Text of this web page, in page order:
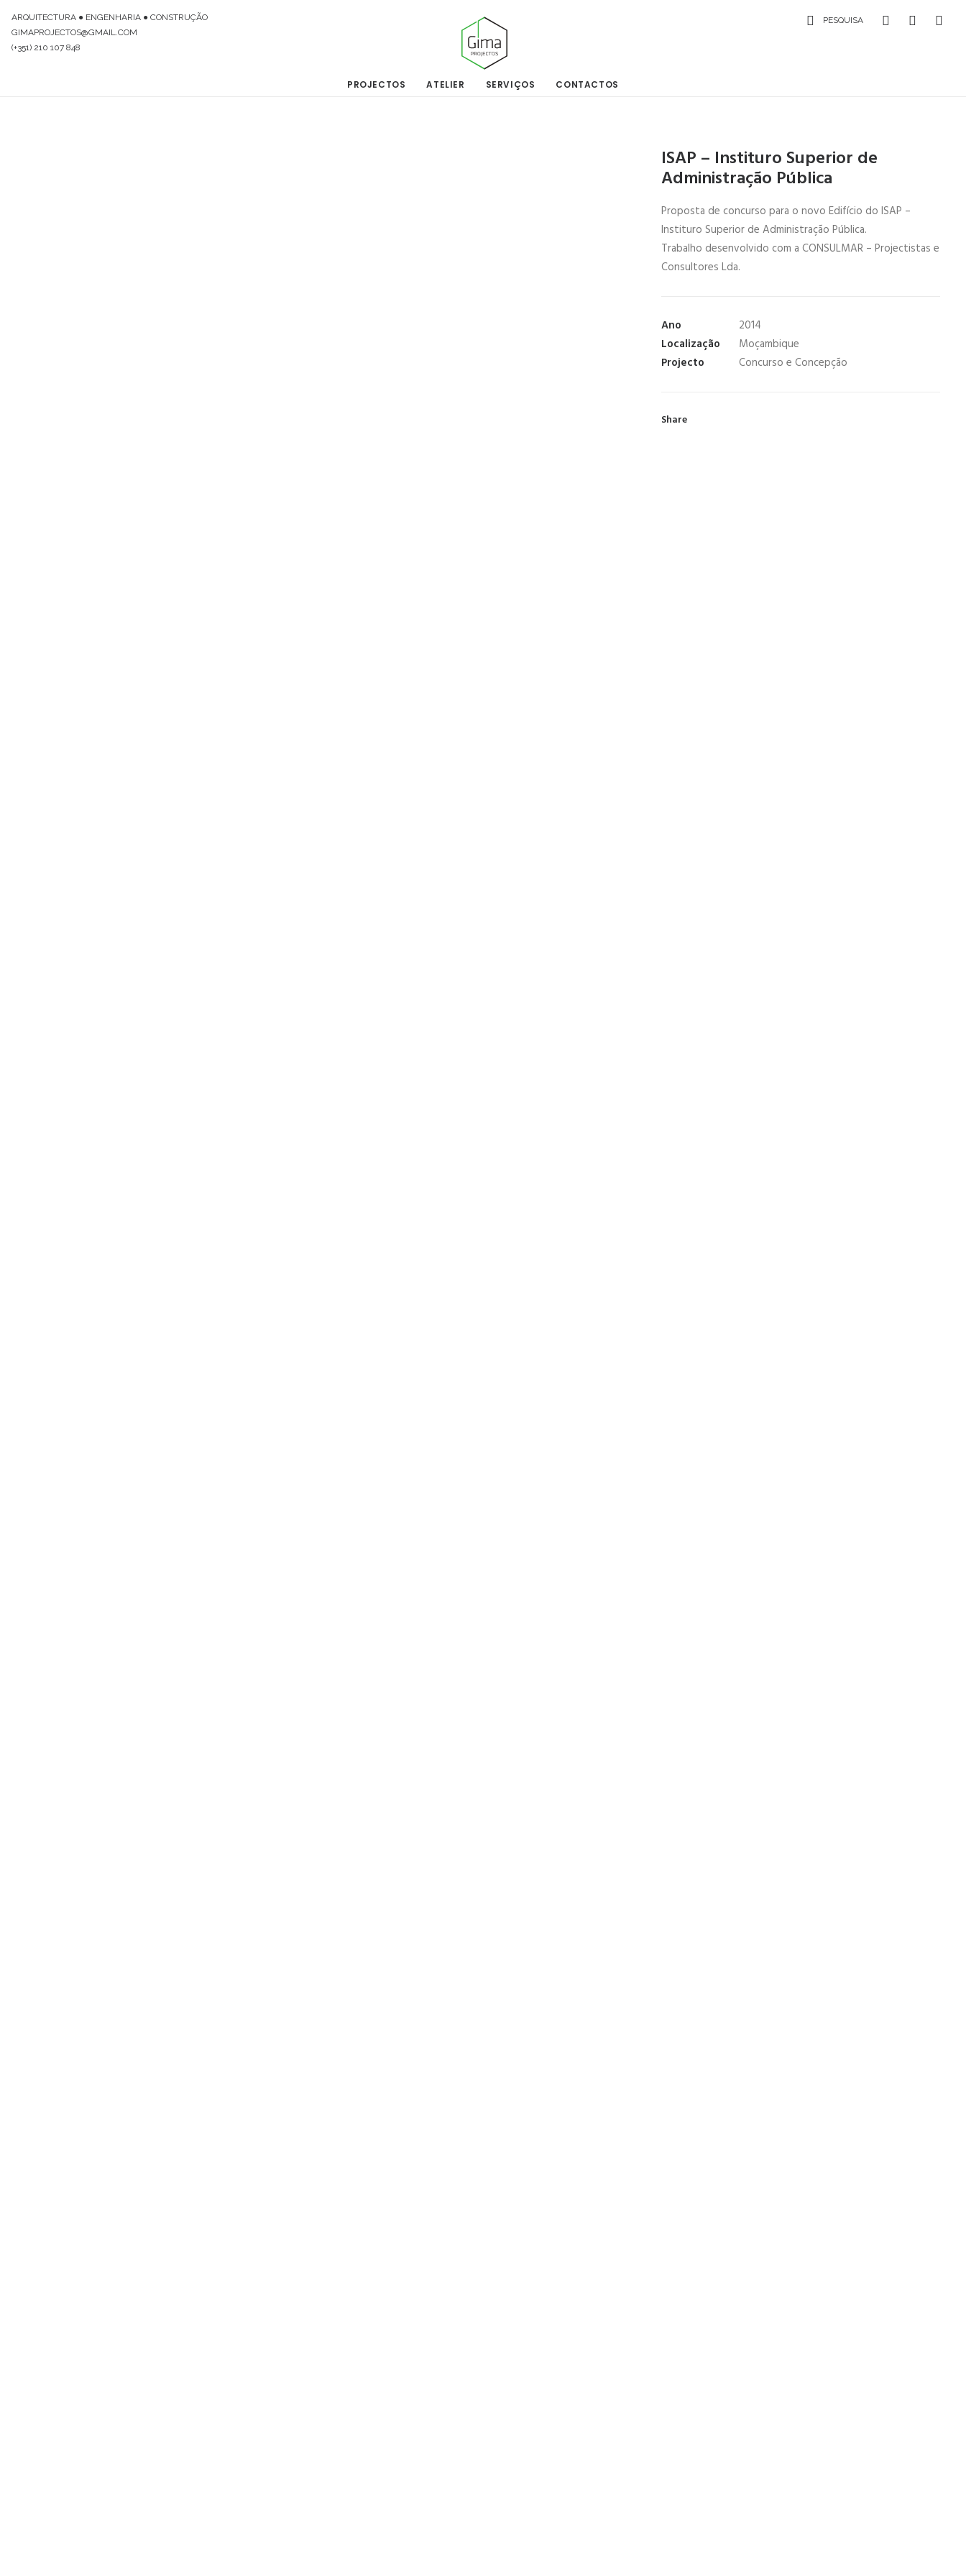
ARQUITECTURA ● ENGENHARIA ● CONSTRUÇÃO
GIMAPROJECTOS@GMAIL.COM
(+351) 210 107 848
PESQUISA
PROJECTOS ATELIER SERVIÇOS CONTACTOS
ISAP – Instituro Superior de
Administração Pública
Proposta de concurso para o novo Edifício do ISAP –
Instituro Superior de Administração Pública.
Trabalho desenvolvido com a CONSULMAR – Projectistas e
Consultores Lda.
Ano
2014
Localização
Moçambique
Projecto
Concurso e Concepção
Share